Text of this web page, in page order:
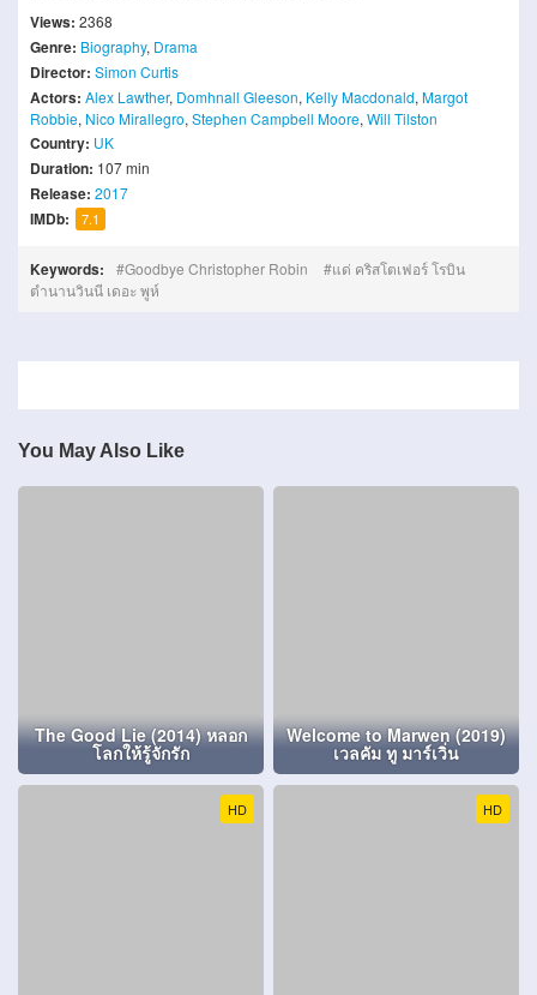
Views: 2368
Genre: Biography, Drama
Director: Simon Curtis
Actors: Alex Lawther, Domhnall Gleeson, Kelly Macdonald, Margot
Robbie, Nico Mirallegro, Stephen Campbell Moore, Will Tilston
Country: UK
Duration: 107 min
Release: 2017
IMDb: 7.1
Keywords: Goodbye Christopher Robin
แด่ คริสโตเฟอร์ โรบิน
ตำนานวินนี เดอะ พูห์
You May Also Like
The Good Lie (2014) หลอก
โลกให้รู้จักรัก
Welcome to Marwen (2019)
เวลคัม ทู มาร์เวิ่น
HD HD